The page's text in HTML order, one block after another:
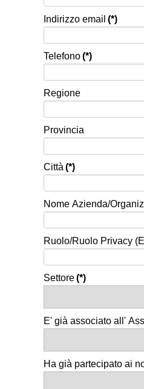
Indirizzo email (*)
Telefono(*)
Regione
Provincia
Città (*)
Nome Azienda/
Ruolo/Ruolo Privacy
Settore(*)
E' già associato all'
Ha già partecipato ai